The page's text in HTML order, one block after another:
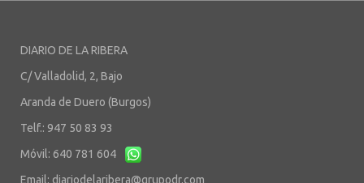
DIARIO DE LA RIBERA
C/ Valladolid, 2, Bajo
Aranda de Duero (Burgos)
Telf.: 947 50 83 93
Móvil: 640 781 604
Email: diariodelaribera@grupodr.com